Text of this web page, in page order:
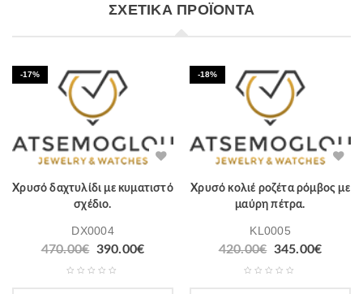
ΣΧΕΤΙΚΆ ΠΡΟΪΌΝΤΑ
-17%
Χρυσό δαχτυλίδι με κυματιστό
σχέδιο.
DX0004
470.00€ 390.00€
-18%
Χρυσό κολιέ ροζέτα ρόμβος με
μαύρη πέτρα.
KL0005
420.00€ 345.00€